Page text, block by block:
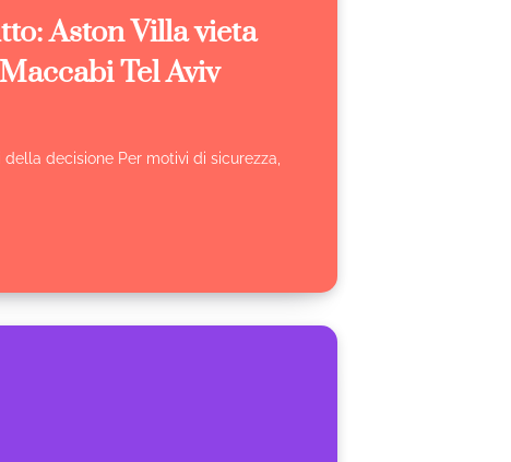
Aston Villa vieta
Tel Aviv
decisione Per motivi di sicurezza,